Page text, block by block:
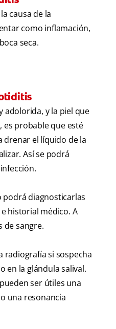
causa de la
como inflamación,
seca.
adolorida, y la piel que
es probable que esté
drenar el líquido de la
Así se podrá
podrá diagnosticarlas
historial médico. A
de sangre.
si sospecha
en la glándula salival.
ser útiles una
una resonancia